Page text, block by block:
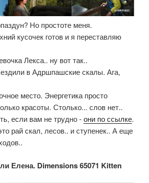
Но простоте меня.
кусочек готов и я переставляю
Лекса.. ну вот так..
в Адршпашские скалы. Ага,
место. Энергетика просто
красоты. Столько... слов нет..
если вам не трудно -они по ссылке.
рай скал, лесов.. и ступенек.. А еще
Елена. Dimensions 65071 Kitten